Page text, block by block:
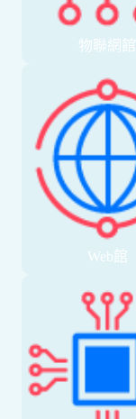
物聯網館
Web館